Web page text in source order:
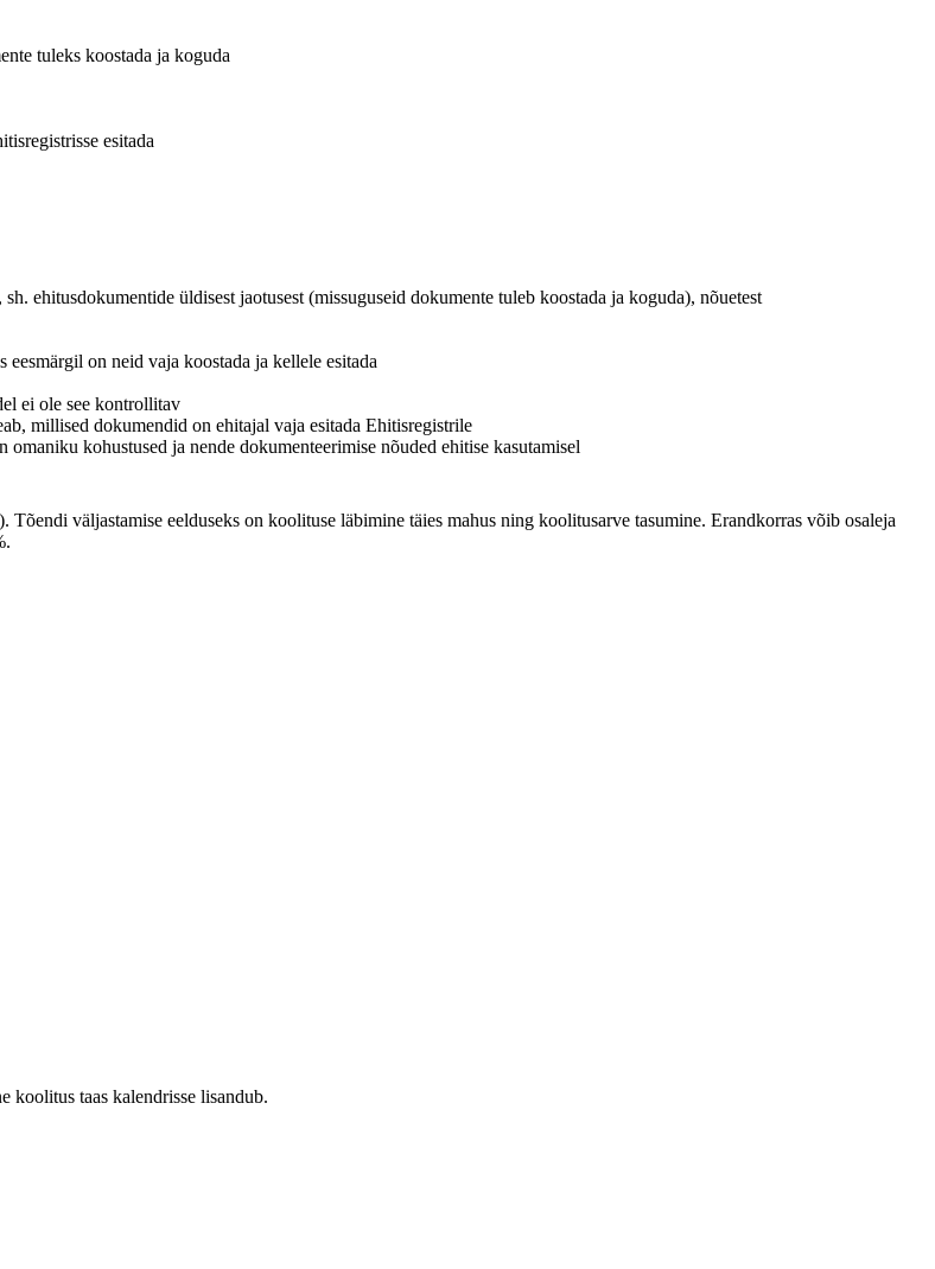
tuleks koostada ja koguda
esitada
ehitusdokumentide üldisest jaotusest (missuguseid dokumente tuleb koostada ja koguda), nõuetest
on neid vaja koostada ja kellele esitada
ei ole see kontrollitav
millised dokumendid on ehitajal vaja esitada Ehitisregistrile
kohustused ja nende dokumenteerimise nõuded ehitise kasutamisel
väljastamise eelduseks on koolituse läbimine täies mahus ning koolitusarve tasumine. Erandkorras võib osaleja
koolitus taas kalendrisse lisandub.